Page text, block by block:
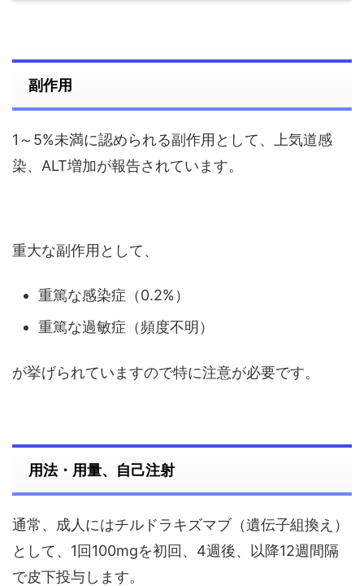
副作用
1～5%未満に認められる副作用として、上気道感
染、ALT増加が報告されています。
重大な副作用として、
重篤な感染症（0.2%）
重篤な過敏症（頻度不明）
が挙げられていますので特に注意が必要です。
用法・用量、自己注射
通常、成人にはチルドラキズマブ（遺伝子組換え）
として、1回100mgを初回、4週後、以降12週間隔
で皮下投与します。